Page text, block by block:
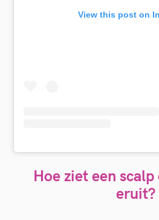
View this post on
Hoe ziet een
eruit?